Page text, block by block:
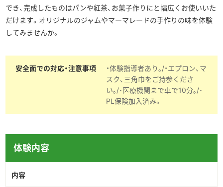
▶︎English
でき、完成したものはパンや紅茶、お菓子作りにと幅広くお使いいた
だけます。オリジナルのジャムやマーマレードの手作りの味を体験
してみませんか。
安全面での対応・注意事項
・体験指導者あり｡/・エプロン、マ
スク、三角巾をご持参くださ
い｡/･医療機関まで車で10分｡/･
PL保険加入済み。
体験内容
内容